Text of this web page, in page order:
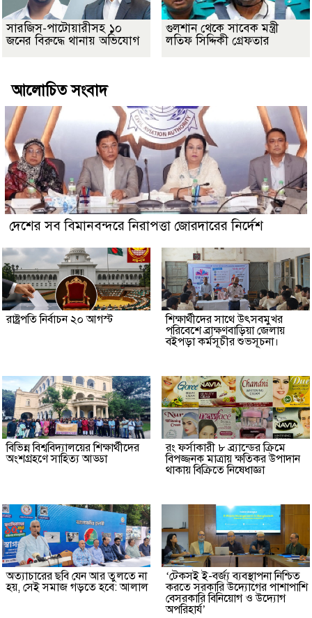
সারজিস-পাটোয়ারীসহ ১০
জনের বিরুদ্ধে থানায় অভিযোগ
গুলশান থেকে সাবেক মন্ত্রী
লতিফ সিদ্দিকী গ্রেফতার
আলোচিত সংবাদ
দেশের সব বিমানবন্দরে নিরাপত্তা জোরদারের নির্দেশ
রাষ্ট্রপতি নির্বাচন ২০ আগস্ট
শিক্ষার্থীদের সাথে উৎসবমুখর
পরিবেশে ব্রাক্ষণবাড়িয়া জেলায়
বইপড়া কর্মসূচীর শুভসূচনা।
বিভিন্ন বিশ্ববিদ্যালয়ের শিক্ষার্থীদের
অংশগ্রহণে সাহিত্য আড্ডা
রং ফর্সাকারী ৮ ব্র্যান্ডের ক্রিমে
বিপজ্জনক মাত্রায় ক্ষতিকর উপাদান
থাকায় বিক্রিতে নিষেধাজ্ঞা
অত্যাচারের ছবি যেন আর তুলতে না
হয়, সেই সমাজ গড়তে হবে: আলাল
‘টেকসই ই-বর্জ্য ব্যবস্থাপনা নিশ্চিত
করতে সরকারি উদ্যোগের পাশাপাশি
বেসরকারি বিনিয়োগ ও উদ্যোগ
অপরিহার্য’